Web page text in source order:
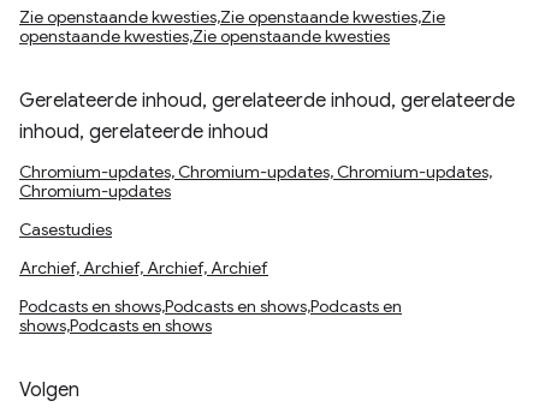
Zie openstaande kwesties,Zie openstaande kwesties,Zie
openstaande kwesties,Zie openstaande kwesties
Gerelateerde inhoud, gerelateerde inhoud, gerelateerde
inhoud, gerelateerde inhoud
Chromium-updates, Chromium-updates, Chromium-updates,
Chromium-updates
Casestudies
Archief, Archief, Archief, Archief
Podcasts en shows,Podcasts en shows,Podcasts en
shows,Podcasts en shows
Volgen